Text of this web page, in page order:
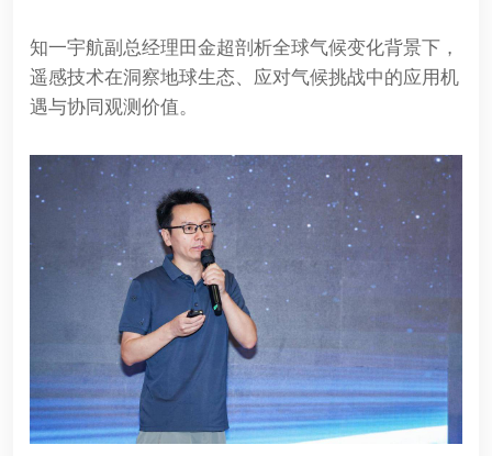
知一宇航副总经理田金超剖析全球气候变化背景下，
遥感技术在洞察地球生态、应对气候挑战中的应用机
遇与协同观测价值。